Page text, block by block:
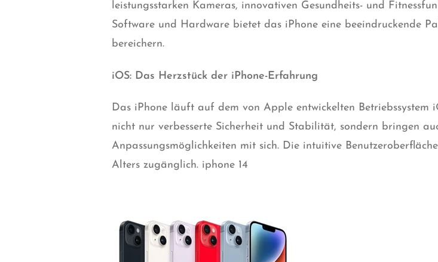
leistungsstarken Kameras, innovativen Gesundheits- und
Software und Hardware bietet das iPhone eine beeindruckende
bereichern.
iOS: Das Herzstück der iPhone-Erfahrung
Das iPhone läuft auf dem von Apple entwickelten Betriebssystem
nicht nur verbesserte Sicherheit und Stabilität, sondern bringen
Anpassungsmöglichkeiten mit sich. Die intuitive
Alters zugänglich. iphone 14